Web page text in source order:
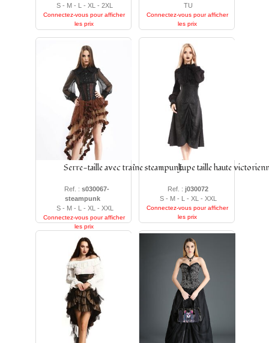
S - M - L - XL - 2XL
Connectez-vous pour afficher
les prix
TU
Connectez-vous pour afficher
les prix
Serre-taille avec traîne steampunk
Ref. : s030067-
steampunk
S - M - L - XL - XXL
Connectez-vous pour afficher
les prix
Jupe taille haute
Ref. : j030072
S - M - L - XL - XXL
Connectez-vous pour afficher
les prix